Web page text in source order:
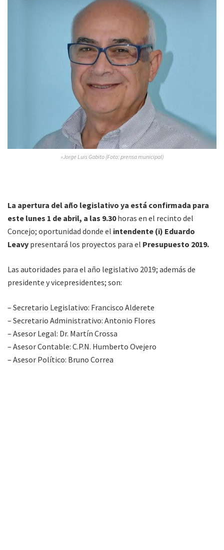
»Jorge Luis Gabito (Foto: prensa municipal)
La apertura del año legislativo ya está confirmada para
este lunes 1 de abril, a las 9.30horas en el recinto del
Concejo; oportunidad donde el intendente (i) Eduardo
Leavy presentará los proyectos para el Presupuesto 2019.
Las autoridades para el año legislativo 2019; además de
presidente y vicepresidentes; son:
– Secretario Legislativo: Francisco Alderete
– Secretario Administrativo: Antonio Flores
– Asesor Legal: Dr. Martín Crossa
– Asesor Contable: C.P.N. Humberto Ovejero
– Asesor Político: Bruno Correa